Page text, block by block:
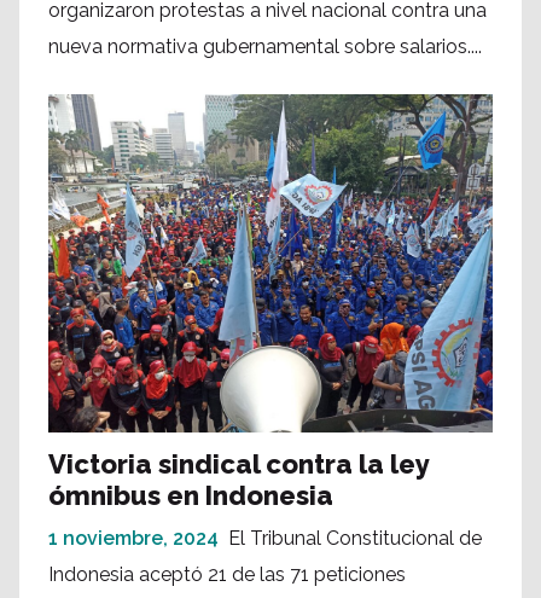
organizaron protestas a nivel nacional contra una
nueva normativa gubernamental sobre salarios....
Victoria sindical contra la ley
ómnibus en Indonesia
1 noviembre, 2024
El Tribunal Constitucional de
Indonesia aceptó 21 de las 71 peticiones